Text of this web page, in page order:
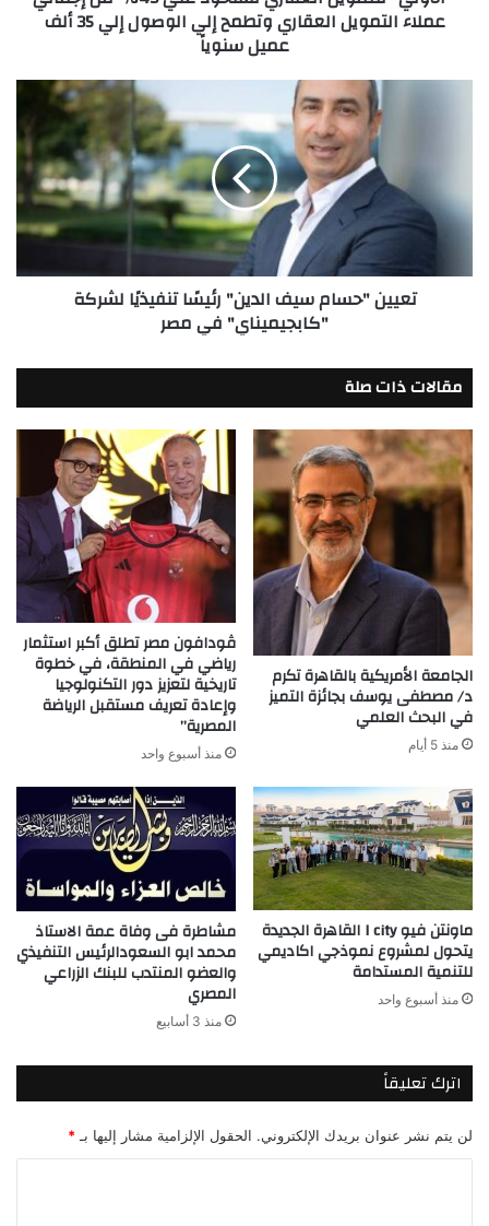
التمويل
عميل
سنوياً
عملاء التمويل العقاري وتطمح إلي الوصول إلي 35 ألف
عميل سنوياً
تنفيذيًا
لشركة
في
تعيين "حسام سيف الدين" رئيسًا تنفيذيًا لشركة
"كابجيميناي" في مصر
مقالات ذات صلة
الجامعة الأمريكية بالقاهرة تكرم
د/ مصطفى يوسف بجائزة التميز
في البحث العلمي
منذ 5 أيام
ڤودافون مصر تطلق أكبر استثمار
رياضي في المنطقة، في خطوة
تاريخية لتعزيز دور التكنولوجيا
وإعادة تعريف مستقبل الرياضة
المصرية”
منذ أسبوع واحد
ماونتن فيو I city القاهرة الجديدة
يتحول لمشروع نموذجي اكاديمي
للتنمية المستدامة
منذ أسبوع واحد
مشاطرة فى وفاة عمة الاستاذ
محمد ابو السعودالرئيس التنفيذي
والعضو المنتدب للبنك الزراعي
المصري
منذ 3 أسابيع
اترك تعليقاً
لن يتم نشر عنوان بريدك الإلكتروني. الحقول الإلزامية مشار إليها بـ *